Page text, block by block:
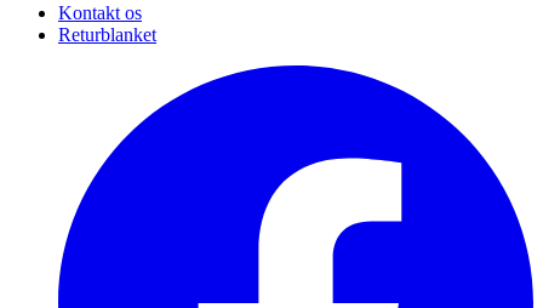
Kontakt os
Returblanket